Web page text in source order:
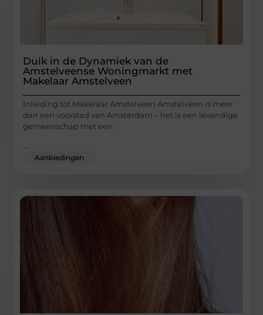
Duik in de Dynamiek van de
Amstelveense Woningmarkt met
Makelaar Amstelveen
Inleiding tot Makelaar Amstelveen Amstelveen is meer
dan een voorstad van Amsterdam – het is een levendige
gemeenschap met een
...
Aanbiedingen